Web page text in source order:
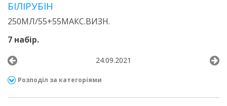
БІЛІРУБІН
250МЛ/55+55МАКС.ВИЗН.
7 набір.
24.09.2021
Розподіл за категоріями